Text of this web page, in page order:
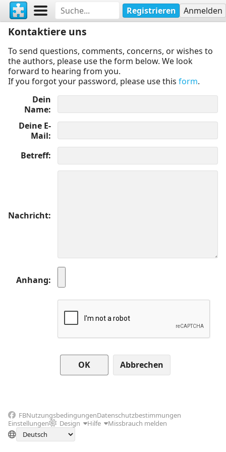
Registrieren Anmelden
Kontaktiere uns
To send questions, comments, concerns, or wishes to
the authors, please use the form below. We look
forward to hearing from you.
If you forgot your password, please use this form.
Dein
Name
Deine E-
Mail
Betreff
Nachricht
Anhang
Abbrechen
FBNutzungsbedingungenDatenschutzbestimmungen
Einstellungen
Design Hilfe Missbrauch melden